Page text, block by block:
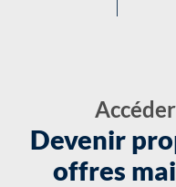
Devenir
offres